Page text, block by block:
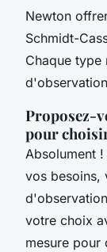
Newton
Schmidt-
Chaque type
Proposez-
pour
Absolument
vos besoins,
votre choix
mesure pour